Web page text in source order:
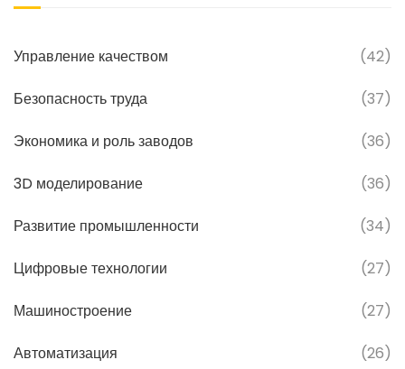
Управление качеством (42)
Безопасность труда (37)
Экономика и роль заводов (36)
3D моделирование (36)
Развитие промышленности (34)
Цифровые технологии (27)
Машиностроение (27)
Автоматизация (26)